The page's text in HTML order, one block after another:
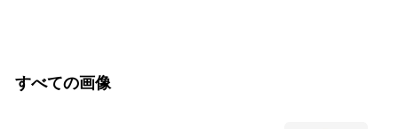
すべての画像